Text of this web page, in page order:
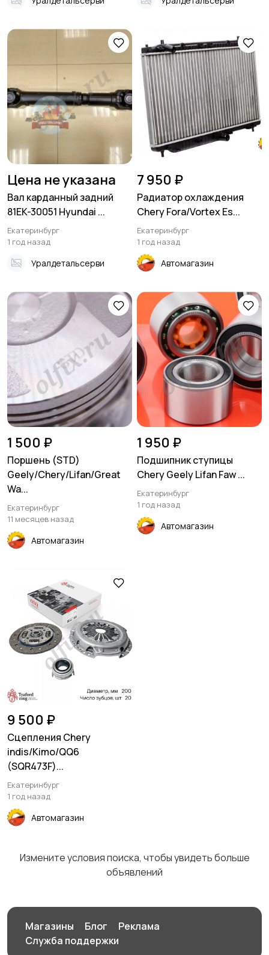
Цена не указана
Вал карданный задний
81EK-30051 Hyundai ...
Екатеринбург
1 год назад
Уралдетальсерви
7 950 ₽
Радиатор охлаждения
Chery Fora/Vortex Es...
Екатеринбург
1 год назад
Автомагазин
1 500 ₽
Поршень (STD)
Geely/Chery/Lifan/Great
Wa...
Екатеринбург
11 месяцев назад
Автомагазин
1 950 ₽
Подшипник ступицы
Chery Geely Lifan Faw ...
Екатеринбург
1 год назад
Автомагазин
9 500 ₽
Сцепления Chery
indis/Kimo/QQ6
(SQR473F)...
Екатеринбург
1 год назад
Автомагазин
Измените условия поиска, чтобы увидеть больше
объявлений
Магазины Блог
Реклама
Служба поддержки